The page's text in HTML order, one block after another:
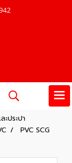
ประปา
PVC SCG